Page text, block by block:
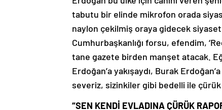
tabutu bir elinde mikrofon orada
naylon çekilmiş oraya gidecek
Cumhurbaşkanlığı forsu, efendim,
tane gazete birden manşet atacak.
Erdoğan’a yakışaydı, Burak
severiz, sizinkiler gibi bedelli ile
“SEN KENDİ EVLADINA ÇÜRÜK